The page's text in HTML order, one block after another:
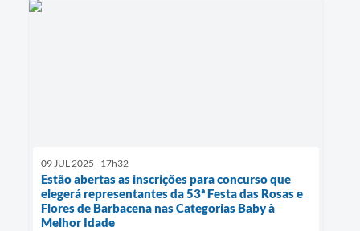
09 JUL 2025 - 17h32
Estão abertas as inscrições para concurso que
elegerá representantes da 53ª Festa das Rosas e
Flores de Barbacena nas Categorias Baby à
Melhor Idade